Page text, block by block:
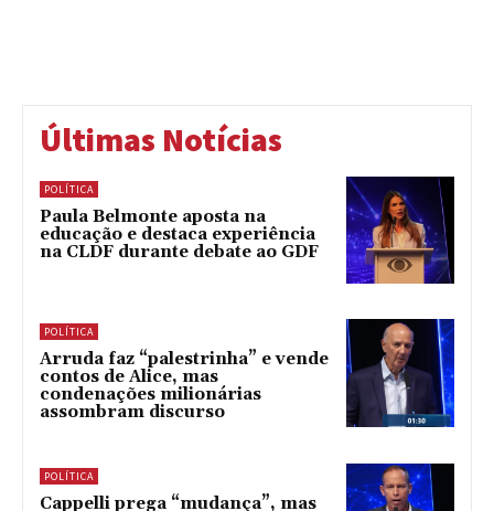
Últimas Notícias
POLÍTICA
Paula Belmonte aposta na
educação e destaca experiência
na CLDF durante debate ao GDF
POLÍTICA
Arruda faz “palestrinha” e vende
contos de Alice, mas
condenações milionárias
assombram discurso
POLÍTICA
Cappelli prega “mudança”, mas